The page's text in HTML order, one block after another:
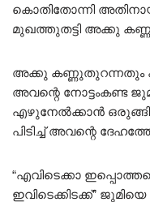
കൊതിതോന്നി
മുഖത്തുതട്ടി അക്കു
അക്കു കണ്ണുതുറന്നതും
അവന്റെ നോട്ടംകണ്ട
എഴുനേൽക്കാൻ
പിടിച്ച് അവന്റെ
“എവിടെക്കാ
ഇവിടെക്കിടക്ക്”